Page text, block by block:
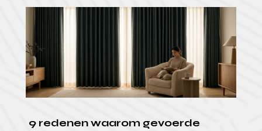
9 redenen waarom gevoerde